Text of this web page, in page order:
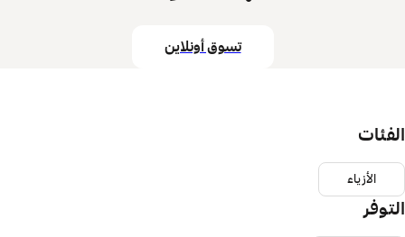
تسوق أونلاين
الفئات
الأزياء
التوفر